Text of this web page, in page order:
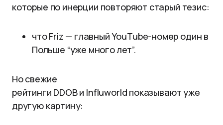
которые по инерции повторяют старый тезис:
что Friz — главный YouTube-номер один в
Польше “уже много лет”.
Но свежие
рейтинги DDOB и Influworld показывают уже
другую картину: